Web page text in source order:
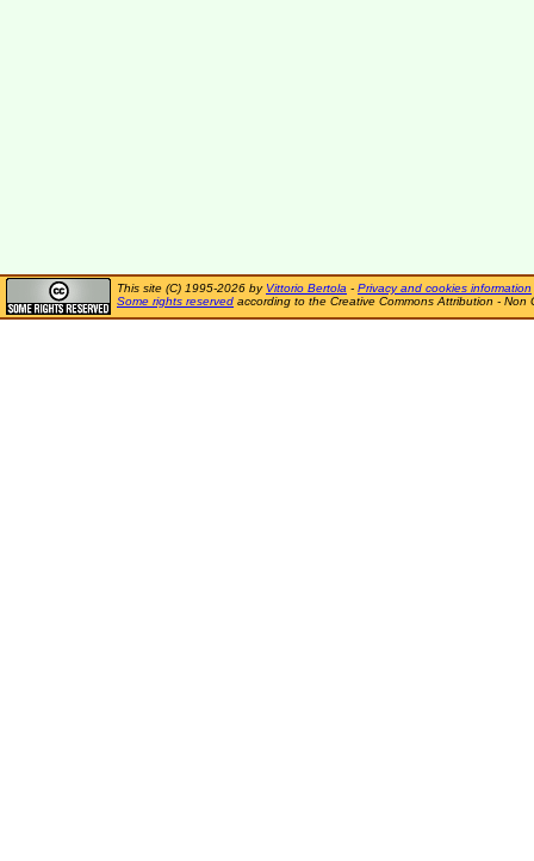
This site (C) 1995-2026 by Vittorio Bertola - Privacy and cookies information
Some rights reserved according to the Creative Commons Attribution - Non